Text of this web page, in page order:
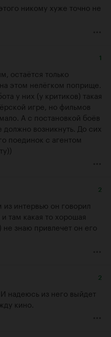
никому хуже точно не
1
остаётся только
этом нелёгком поприще.
у них (у критиков) такая
игре, но фильмов
А с постановкой боёв
возникнуть. До сих
поединок с агентом
2
интервью он говорил
там какая то хорошая
знаю привлечет он его
2
надеюсь из него выйдет
кино.